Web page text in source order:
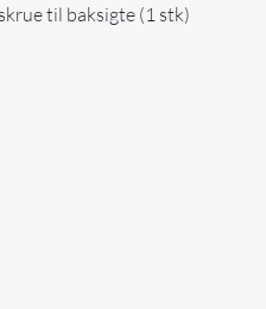
til baksigte (1 stk)